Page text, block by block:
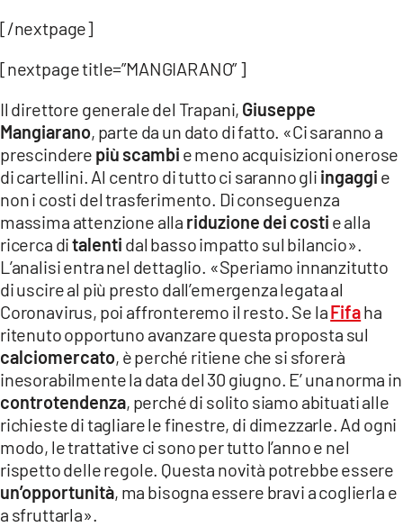
[/nextpage]
[nextpage title=”MANGIARANO” ]
Il direttore generale del Trapani, Giuseppe
Mangiarano, parte da un dato di fatto. «Ci saranno a
prescindere più scambi e meno acquisizioni onerose
di cartellini. Al centro di tutto ci saranno gli ingaggi e
non i costi del trasferimento. Di conseguenza
massima attenzione alla riduzione dei costi e alla
ricerca ditalenti dal basso impatto sul bilancio».
L’analisi entra nel dettaglio. «Speriamo innanzitutto
di uscire al più presto dall’emergenza legata al
Coronavirus, poi affronteremo il resto. Se laFifaha
ritenuto opportuno avanzare questa proposta sul
calciomercato, è perché ritiene che si sforerà
inesorabilmente la data del 30 giugno. E’ una norma in
controtendenza, perché di solito siamo abituati alle
richieste di tagliare le finestre, di dimezzarle. Ad ogni
modo, le trattative ci sono per tutto l’anno e nel
rispetto delle regole. Questa novità potrebbe essere
un’opportunità, ma bisogna essere bravi a coglierla e
a sfruttarla».